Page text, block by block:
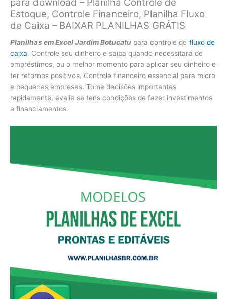
Estoque, Controle Financeiro, Planilha Fluxo
de Caixa – BAIXAR PLANILHAS GRÁTIS
Planilhas em Excel Jardim Botucatu para controle de fluxo de
caixa. Controle seu dinheiro e saiba quando necessitará de
empréstimos, ou o melhor momento para aplicar seu dinheiro e
ter retornos positivos. Controle financeiro essencial para micro
e pequenas empresas. Tome decisões importantes
rapidamente, avalie se tens condições de fazer investimentos
e financiamentos.